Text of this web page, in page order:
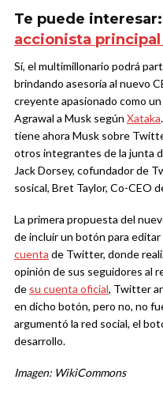
Te puede interesar:
accionista
Sí, el multimillonario podrá
brindando asesoría al nuevo
creyente apasionado como
Agrawal a Musk según Xataka
tiene ahora Musk sobre
otros integrantes de la junta
Jack Dorsey, cofundador de
sosical, Bret Taylor, Co-CEO
La primera propuesta del
de incluir un botón para
cuenta de Twitter, donde
opinión de sus seguidores al
de su cuenta oficial, Twitter
en dicho botón, pero no, no
argumentó la red social, el
desarrollo.
Imagen: WikiCommons